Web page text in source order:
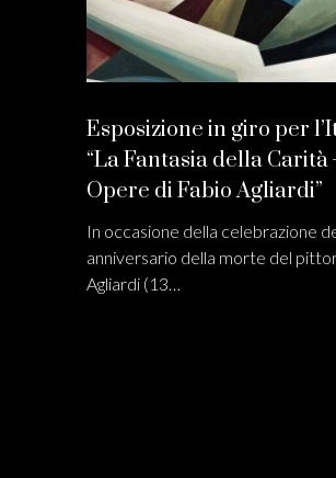
Esposizione in giro per
“La Fantasia della Carità
Opere di Fabio Agliardi”
In occasione della celebrazione
anniversario della morte del
Agliardi (13…